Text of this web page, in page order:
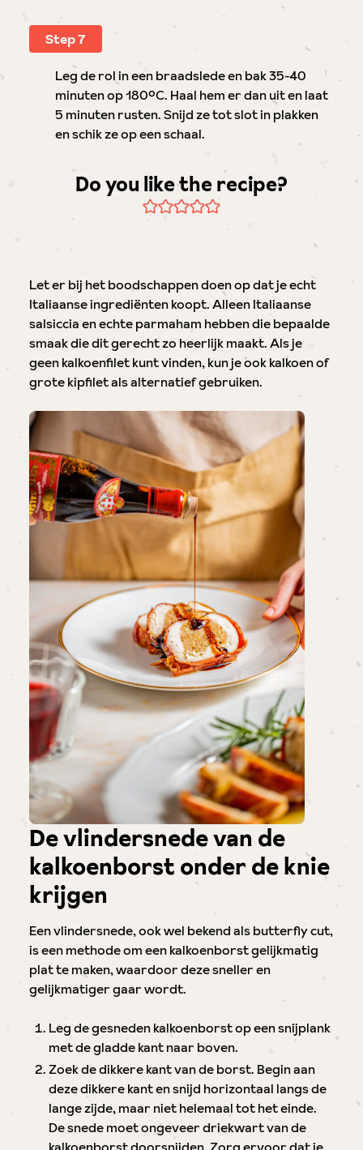
Step 7
Leg de rol in een braadslede en bak 35-40
minuten op 180°C. Haal hem er dan uit en laat
5 minuten rusten. Snijd ze tot slot in plakken
en schik ze op een schaal.
Do you like the recipe?
Let er bij het boodschappen doen op dat je echt
Italiaanse ingrediënten koopt. Alleen Italiaanse
salsiccia en echte parmaham hebben die bepaalde
smaak die dit gerecht zo heerlijk maakt. Als je
geen kalkoenfilet kunt vinden, kun je ook kalkoen of
grote kipfilet als alternatief gebruiken.
De vlindersnede van de
kalkoenborst onder de knie
krijgen
Een vlindersnede, ook wel bekend als butterfly cut,
is een methode om een kalkoenborst gelijkmatig
plat te maken, waardoor deze sneller en
gelijkmatiger gaar wordt.
Leg de gesneden kalkoenborst op een snijplank
met de gladde kant naar boven.
Zoek de dikkere kant van de borst. Begin aan
deze dikkere kant en snijd horizontaal langs de
lange zijde, maar niet helemaal tot het einde.
De snede moet ongeveer driekwart van de